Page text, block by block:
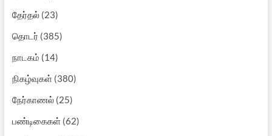
தேர்தல்(23)
தொடர் (385)
நாடகம் (14)
நிகழ்வுகள்(380)
நேர்காணல்(25)
பண்டிகைகள்(62)